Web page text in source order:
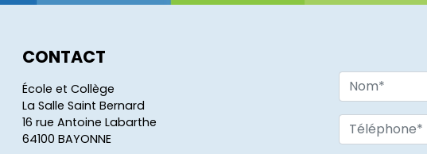
CONTACT
École et Collège
La Salle Saint Bernard
16 rue Antoine Labarthe
64100 BAYONNE